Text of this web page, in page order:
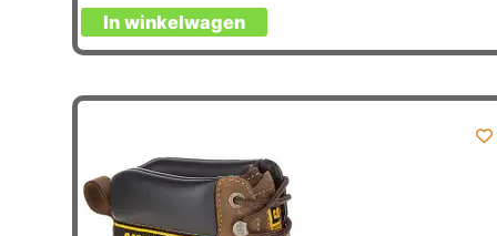
In winkelwagen
Dit
product
meerdere
optie
kan
gekozen